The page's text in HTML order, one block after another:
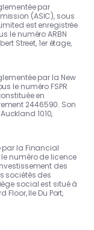
par
(ASIC), sous
est enregistrée
le numéro ARBN
Street, 1er étage,
par la New
le numéro FSPR
en
2446590. Son
1010,
par la Financial
le numéro de licence
des
sociétés des
social est situé à
Floor, Ile Du Port,